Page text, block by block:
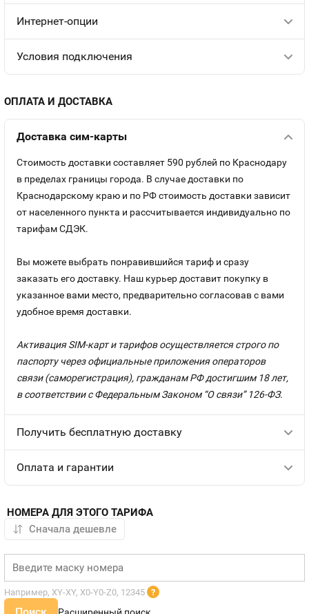
Интернет-опции
Условия подключения
ОПЛАТА И ДОСТАВКА
Доставка сим-карты
Стоимость доставки составляет 590 рублей по Краснодару
в пределах границы города. В случае доставки по
Краснодарскому краю и по РФ стоимость доставки зависит
от населенного пункта и рассчитывается индивидуально по
тарифам СДЭК.
Вы можете выбрать понравившийся тариф и сразу
заказать его доставку. Наш курьер доставит покупку в
указанное вами место, предварительно согласовав с вами
удобное время доставки.
Активация SIM-карт и тарифов осуществляется строго по
паспорту через официальные приложения операторов
связи (саморегистрация), гражданам РФ достигшим 18 лет,
в соответствии с Федеральным Законом “О связи” 126-ФЗ.
Получить бесплатную доставку
Оплата и гарантии
НОМЕРА ДЛЯ ЭТОГО ТАРИФА
Например, XY-XY, X0-Y0-Z0, 12345 ?